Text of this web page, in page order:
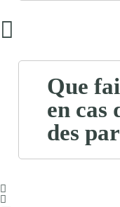
Que
en cas
des